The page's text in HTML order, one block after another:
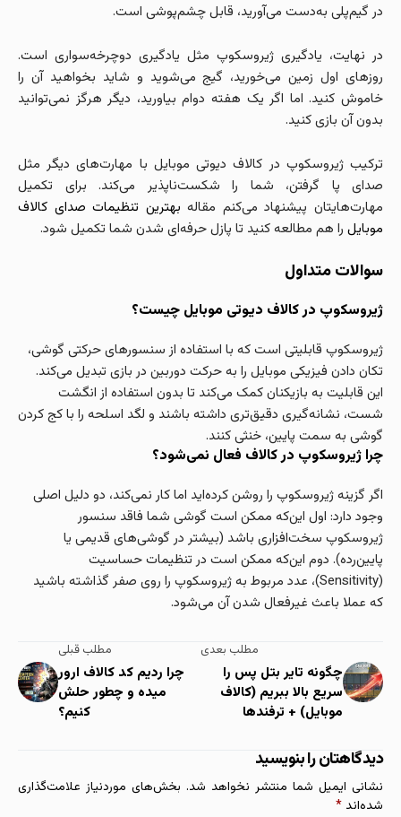
در گیم‌پلی به‌دست می‌آورید، قابل چشم‌پوشی است.
در نهایت، یادگیری ژیروسکوپ مثل یادگیری دوچرخه‌سواری است.
روزهای اول زمین می‌خورید، گیج می‌شوید و شاید بخواهید آن را
خاموش کنید. اما اگر یک هفته دوام بیاورید، دیگر هرگز نمی‌توانید
بدون آن بازی کنید.
ترکیب ژیروسکوپ در کالاف دیوتی موبایل با مهارت‌های دیگر مثل
صدای پا گرفتن، شما را شکست‌ناپذیر می‌کند. برای تکمیل
مهارت‌هایتان پیشنهاد می‌کنم مقاله بهترین تنظیمات صدای کالاف
موبایل را هم مطالعه کنید تا پازل حرفه‌ای شدن شما تکمیل شود.
سوالات متداول
ژیروسکوپ در کالاف دیوتی موبایل چیست؟
ژیروسکوپ قابلیتی است که با استفاده از سنسورهای حرکتی گوشی،
تکان دادن فیزیکی موبایل را به حرکت دوربین در بازی تبدیل می‌کند.
این قابلیت به بازیکنان کمک می‌کند تا بدون استفاده از انگشت
شست، نشانه‌گیری دقیق‌تری داشته باشند و لگد اسلحه را با کج کردن
گوشی به سمت پایین، خنثی کنند.
چرا ژیروسکوپ در کالاف فعال نمی‌شود؟
اگر گزینه ژیروسکوپ را روشن کرده‌اید اما کار نمی‌کند، دو دلیل اصلی
وجود دارد: اول این‌که ممکن است گوشی شما فاقد سنسور
ژیروسکوپ سخت‌افزاری باشد (بیشتر در گوشی‌های قدیمی یا
پایین‌رده). دوم این‌که ممکن است در تنظیمات حساسیت
(Sensitivity)، عدد مربوط به ژیروسکوپ را روی صفر گذاشته باشید
که عملا باعث غیرفعال شدن آن می‌شود.
مطلب قبلی
چرا ردیم کد کالاف ارور
میده و چطور حلش
کنیم؟
مطلب بعدی
چگونه تایر بتل پس را
سریع بالا ببریم (کالاف
موبایل)‌‌ + ترفندها
دیدگاهتان را بنویسید
نشانی ایمیل شما منتشر نخواهد شد. بخش‌های موردنیاز علامت‌گذاری
شده‌اند *